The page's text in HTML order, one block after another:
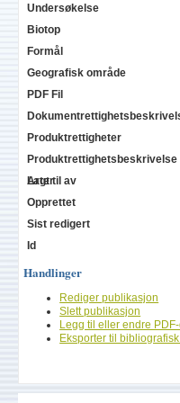
Undersøkelse
Biotop
Formål
Geografisk område
PDF Fil
Produktrettigheter
Produktrettighetsbeskrivelse
Arter
Lagt til av
Opprettet
Sist redigert
Id
Handlinger
Rediger publikasjon
Slett publikasjon
Legg til eller endre
Eksporter til